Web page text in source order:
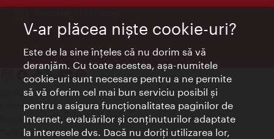
Contact
Credits
Declaraţie privind protecţia datelor
Terms of Use
V-ar plăcea nişte cookie-uri?
Este de la sine înţeles că nu dorim să vă
deranjăm. Cu toate acestea, aşa-numitele
cookie-uri sunt necesare pentru a ne permite
să vă oferim cel mai bun serviciu posibil şi
pentru a asigura funcţionalitatea paginilor de
Internet, evaluărilor şi conţinuturilor adaptate
la interesele dvs. Dacă nu doriţi utilizarea lor,